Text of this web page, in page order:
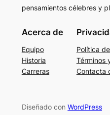
pensamientos célebres y
Acerca de
Equipo
Historia
Carreras
Política
Términos
Contacta
Diseñado con WordPress